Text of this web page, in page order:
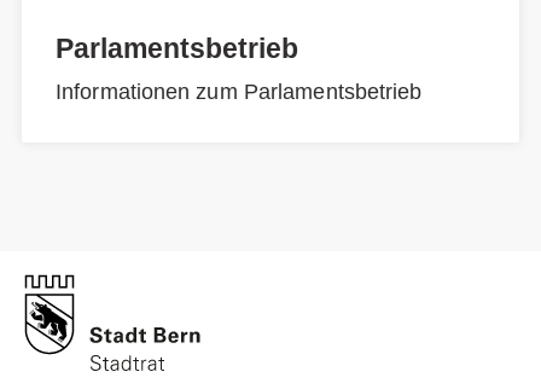
Parlamentsbetrieb
Informationen zum Parlamentsbetrieb